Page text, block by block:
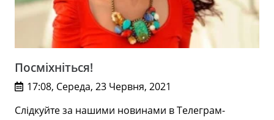
Посміхніться!
17:08, Середа, 23 Червня, 2021
Слідкуйте за нашими новинами в Телеграм-